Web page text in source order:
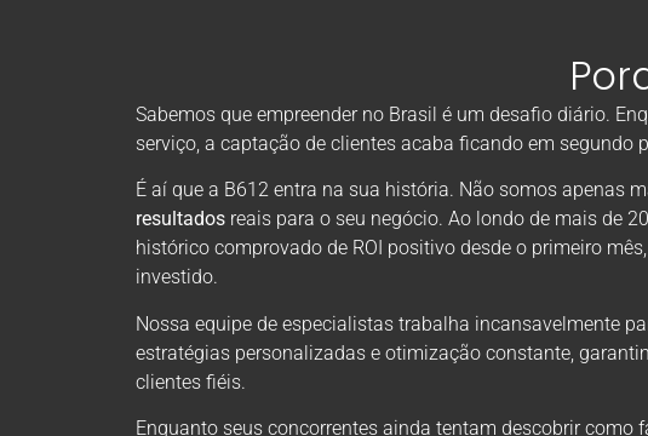
Sabemos que empreender no Brasil é um desafio diário.
serviço, a captação de clientes acaba ficando em
É aí que a B612 entra na sua história. Não somos apenas
resultados reais para o seu negócio. Ao londo de mais de
histórico comprovado de ROI positivo desde o primeiro
investido.
Nossa equipe de especialistas trabalha incansavelmente
estratégias personalizadas e otimização constante,
clientes fiéis.
Enquanto seus concorrentes ainda tentam descobrir